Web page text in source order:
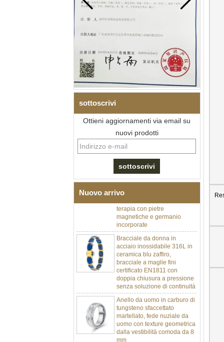
sottoscrivi
Ottieni aggiornamenti via email su
nuovi prodotti
Nuovo arrivo
Bracciale da uomo a maglie I
con zirconi neri in ceramica,
chiusura deployante a
bracciale a maglie per
magnetiche e germanio
incorporate
Bracciale da donna in
acciaio inossidabile 316L in
ceramica blu zaffiro,
bracciale a maglie fini
certificato EN1811 con
doppia chiusura a pressione
senza soluzione di continuità
Anello da uomo in carburo di
tungsteno sfaccettato
martellato, fede nuziale da
uomo con texture geometrica
dalla vestibilità comoda da 8
mm